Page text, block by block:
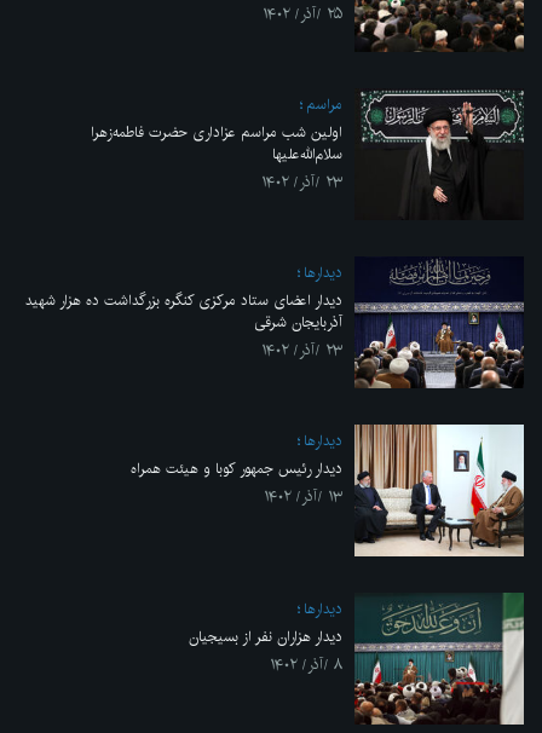
۲۵ /آذر/ ۱۴۰۲
مراسم
اولین شب مراسم عزاداری حضرت فاطمه‌زهرا
سلام‌الله‌علیها
۲۳ /آذر/ ۱۴۰۲
ديدارها
دیدار اعضای ستاد مرکزی کنگره بزرگداشت ده هزار شهید
آذربایجان شرقی
۲۳ /آذر/ ۱۴۰۲
ديدارها
دیدار رئیس جمهور کوبا و هیئت همراه
۱۳ /آذر/ ۱۴۰۲
ديدارها
دیدار هزاران نفر از بسیجیان
۸ /آذر/ ۱۴۰۲